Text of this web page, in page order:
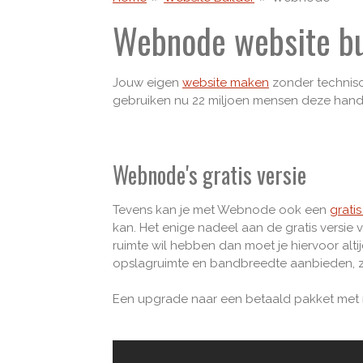
Webnode website
Jouw eigen website maken zonder
gebruiken nu 22 miljoen mensen deze
Webnode's gratis versie
Tevens kan je met Webnode ook een
kan. Het enige nadeel aan de gratis versie
ruimte wil hebben dan moet je hiervoor
opslagruimte en bandbreedte aanbieden,
Een upgrade naar een betaald pakket